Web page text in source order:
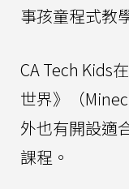
事孩童程式教
CA Tech Kids
世界》（
外也有開設適
課程。